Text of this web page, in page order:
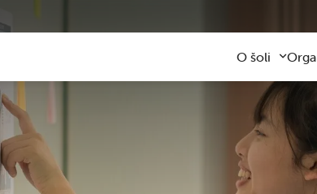
O šoli
Predstavitev šole
Kontaktni
Zaposleni
Organizacija
Varna šolska
Knjižnica